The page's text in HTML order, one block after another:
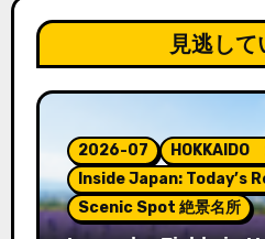
見逃して
2026-07
HOKKAIDO
Inside Japan: Today’s
Scenic Spot 絶景名所